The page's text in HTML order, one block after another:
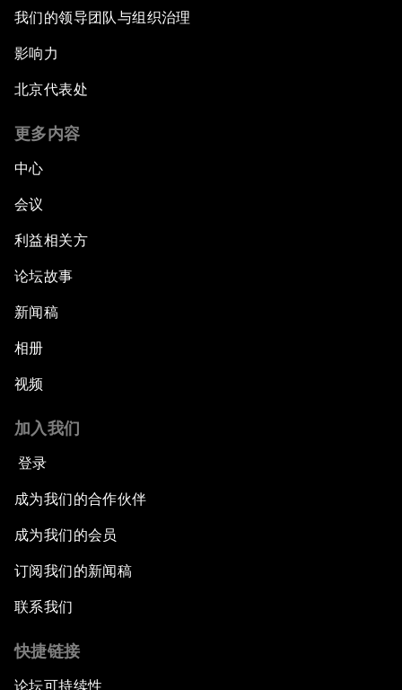
我们的领导团队与组织治理
影响力
北京代表处
更多内容
中心
会议
利益相关方
论坛故事
新闻稿
相册
视频
加入我们
登录
成为我们的合作伙伴
成为我们的会员
订阅我们的新闻稿
联系我们
快捷链接
论坛可持续性